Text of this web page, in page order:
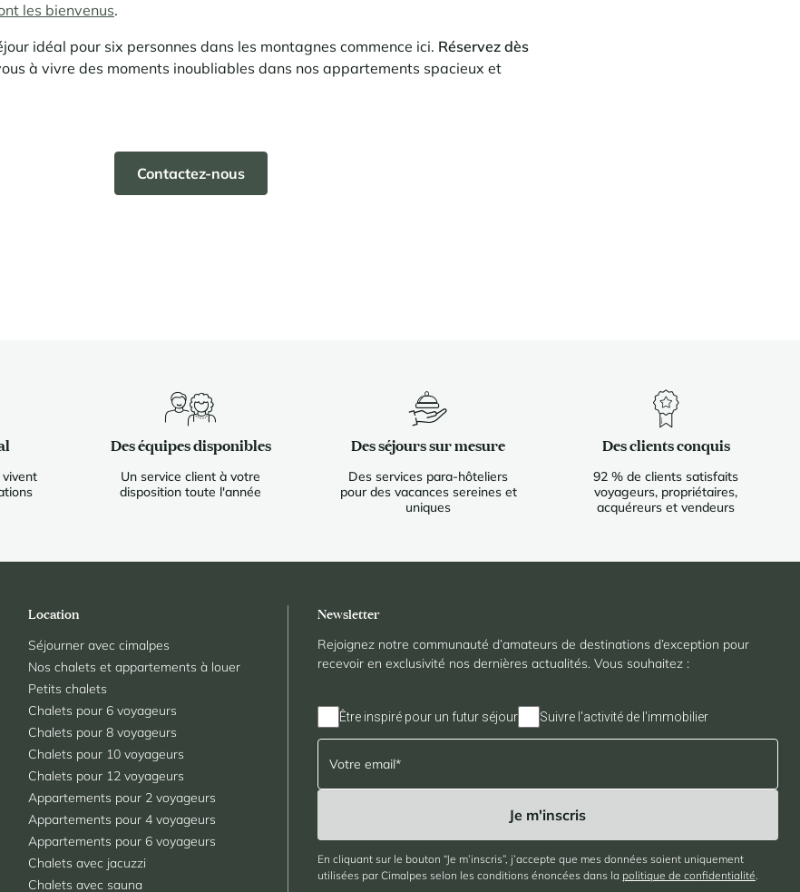
les bienvenus.
idéal pour six personnes dans les montagnes commence ici. Réservez dès
à vivre des moments inoubliables dans nos appartements spacieux et
Contactez-nous
Des équipes disponibles
Un service client à votre
disposition toute l'année
Des séjours sur mesure
Des services para-hôteliers
pour des vacances sereines et
uniques
Des clients conquis
92 % de clients satisfaits
voyageurs, propriétaires,
acquéreurs et vendeurs
Location
Séjourner avec cimalpes
Nos chalets et appartements à louer
Petits chalets
Chalets pour 6 voyageurs
Chalets pour 8 voyageurs
Chalets pour 10 voyageurs
Chalets pour 12 voyageurs
Appartements pour 2 voyageurs
Appartements pour 4 voyageurs
Appartements pour 6 voyageurs
Chalets avec jacuzzi
Chalets avec sauna
Newsletter
Rejoignez notre communauté d’amateurs de destinations d’exception pour
recevoir en exclusivité nos dernières actualités. Vous souhaitez :
Être inspiré pour un futur séjour Suivre l'activité de l'immobilier
En cliquant sur le bouton “Je m’inscris”, j’accepte que mes données soient uniquement
utilisées par Cimalpes selon les conditions énoncées dans la politique de confidentialité.